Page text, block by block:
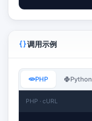
调用示例
PHP Python
PHP · cURL